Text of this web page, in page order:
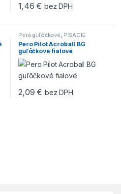
1,46€ bez DPH
Perá guľôčkové PÍSACIE
POTREBY
Pero Pilot Acroball BG
guľôčkové fialové
2,09€ bez DPH